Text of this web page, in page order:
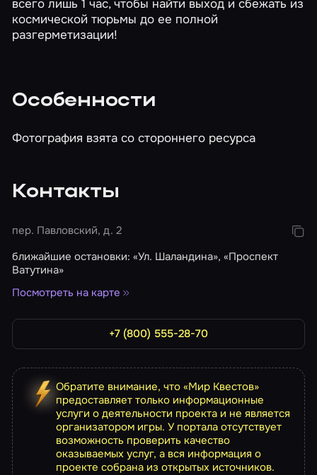
всего лишь 1 час, чтобы найти выход и сбежать из
космической тюрьмы до ее полной
разгерметизации!
Особенности
Фотография взята со стороннего ресурса
Контакты
пер. Павловский, д. 2
ближайшие остановки: «Ул. Шаландина», «Проспект
Ватутина»
Посмотреть на карте
+7 (800) 555-28-70
Обратите внимание, что «Мир Квестов»
предоставляет только информационные
услуги о деятельности проекта и не является
организатором игры. У портала отсутствует
возможность проверить качество
оказываемых услуг, а вся информация о
проекте собрана из открытых источников.